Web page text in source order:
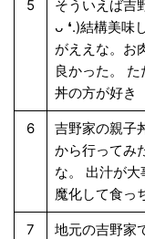
5
そういえば吉
ᴗ ❛.)結構美
がええな。お
良かった。
丼の方が好き
6
吉野家の親子
から行ってみ
な。 出汁が
魔化して食っ
7
地元の吉野家